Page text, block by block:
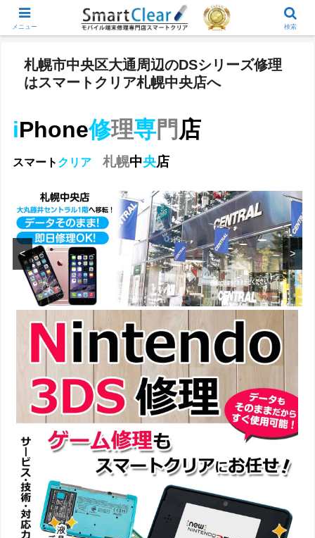
札幌市中央区大通周辺のDSシリーズ修理
はスマートクリア札幌中央店へ
iPhone修理専門 店
スマート クリア 札幌中央店
< >
メニュー 検索